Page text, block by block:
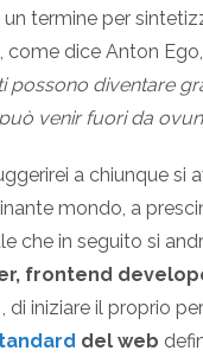
termine per
come dice Anton
possono diventare
venir fuori da
a chiunque si
mondo, a
che in seguito si
frontend
, di iniziare il proprio
del web